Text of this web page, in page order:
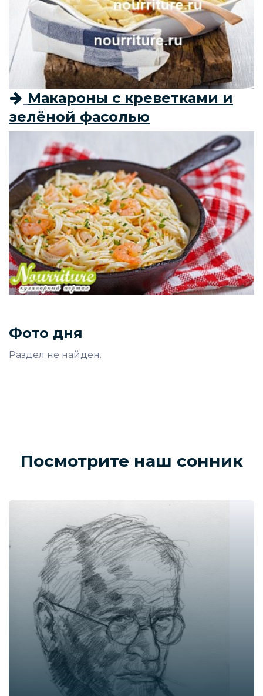
Макароны с креветками и
зелёной фасолью
Фото дня
Раздел не найден.
Посмотрите наш сонник